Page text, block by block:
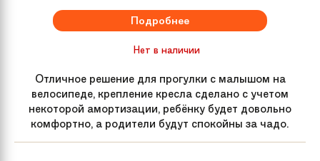
Подробнее
Нет в наличии
Отличное решение для прогулки с малышом на
велосипеде, крепление кресла сделано с учетом
некоторой амортизации, ребёнку будет довольно
комфортно, а родители будут спокойны за чадо.